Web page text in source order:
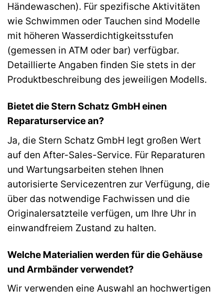
Händewaschen). Für spezifische Aktivitäten
wie Schwimmen oder Tauchen sind Modelle
mit höheren Wasserdichtigkeitsstufen
(gemessen in ATM oder bar) verfügbar.
Detaillierte Angaben finden Sie stets in der
Produktbeschreibung des jeweiligen Modells.
Bietet die Stern Schatz GmbH einen
Reparaturservice an?
Ja, die Stern Schatz GmbH legt großen Wert
auf den After-Sales-Service. Für Reparaturen
und Wartungsarbeiten stehen Ihnen
autorisierte Servicezentren zur Verfügung, die
über das notwendige Fachwissen und die
Originalersatzteile verfügen, um Ihre Uhr in
einwandfreiem Zustand zu halten.
Welche Materialien werden für die Gehäuse
und Armbänder verwendet?
Wir verwenden eine Auswahl an hochwertigen